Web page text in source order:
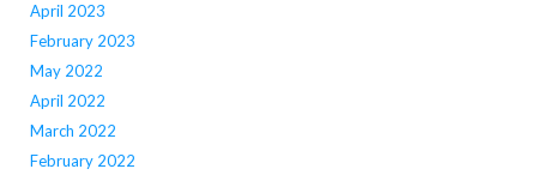
April 2023
February 2023
May 2022
April 2022
March 2022
February 2022